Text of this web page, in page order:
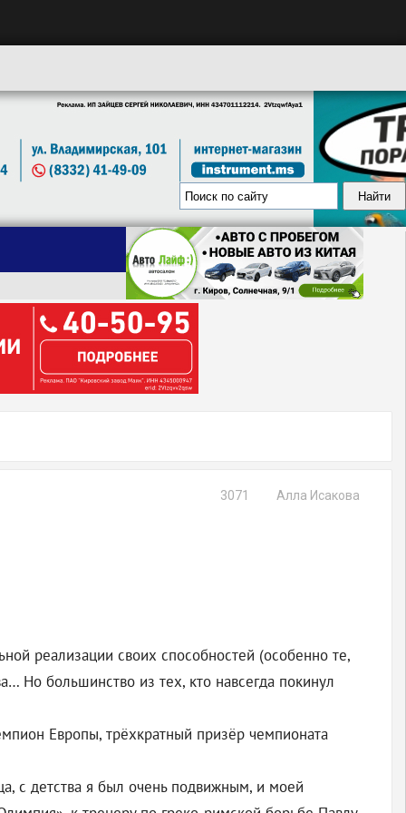
Алла Исакова
3071
реализации своих способностей (особенно те,
Но большинство из тех, кто навсегда покинул
Европы, трёхкратный призёр чемпионата
с детства я был очень подвижным, и моей